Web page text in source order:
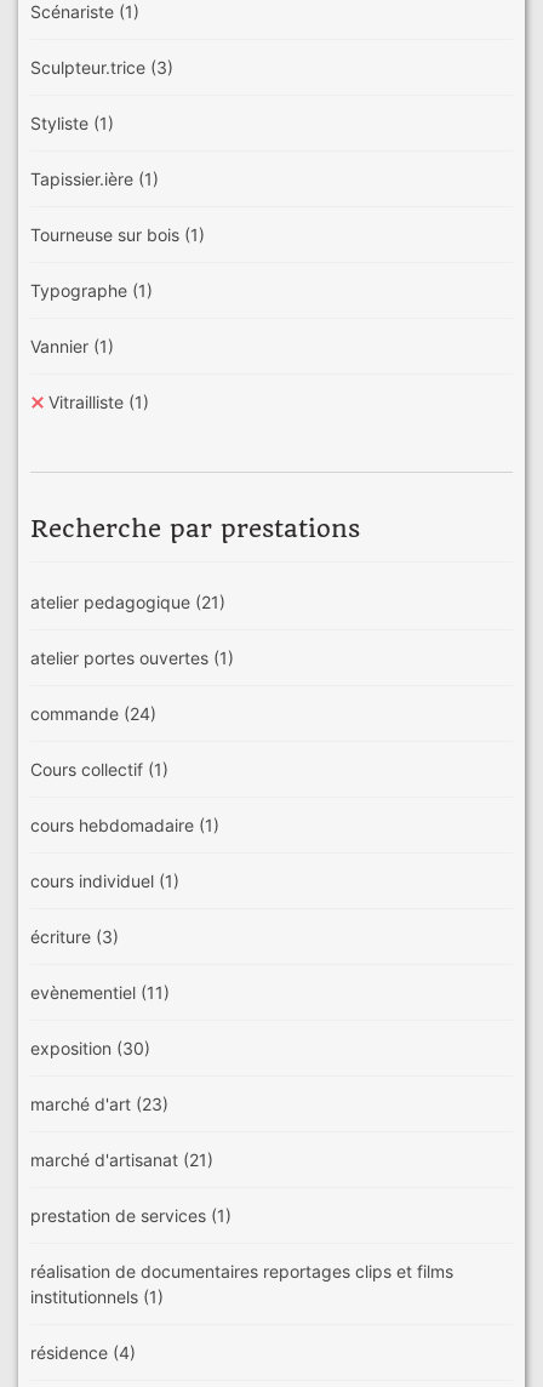
Scénariste (1)
Sculpteur.trice (3)
Styliste (1)
Tapissier.ière (1)
Tourneuse sur bois (1)
Typographe (1)
Vannier (1)
Vitrailliste (1)
Recherche par prestations
atelier pedagogique (21)
atelier portes ouvertes (1)
commande (24)
Cours collectif (1)
cours hebdomadaire (1)
cours individuel (1)
écriture (3)
evènementiel (11)
exposition (30)
marché d'art (23)
marché d'artisanat (21)
prestation de services (1)
réalisation de documentaires reportages clips et films
institutionnels (1)
résidence (4)